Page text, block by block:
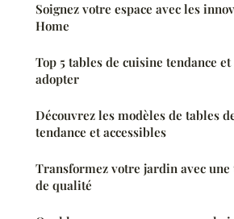
Soignez votre espace avec les
Home
Top 5 tables de cuisine tendance
adopter
Découvrez les modèles de tables
tendance et accessibles
Transformez votre jardin avec une
de qualité